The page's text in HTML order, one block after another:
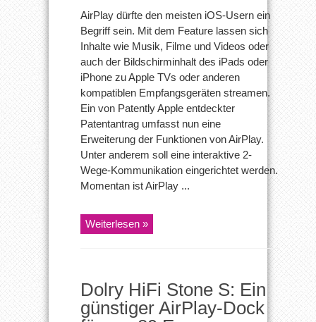
AirPlay dürfte den meisten iOS-Usern ein
Begriff sein. Mit dem Feature lassen sich
Inhalte wie Musik, Filme und Videos oder
auch der Bildschirminhalt des iPads oder
iPhone zu Apple TVs oder anderen
kompatiblen Empfangsgeräten streamen.
Ein von Patently Apple entdeckter
Patentantrag umfasst nun eine
Erweiterung der Funktionen von AirPlay.
Unter anderem soll eine interaktive 2-
Wege-Kommunikation eingerichtet werden.
Momentan ist AirPlay ...
Weiterlesen »
Dolry HiFi Stone S: Ein
günstiger AirPlay-Dock